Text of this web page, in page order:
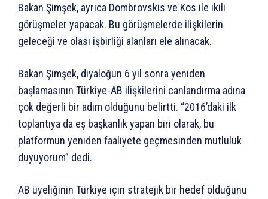
Bakan Şimşek, ayrıca Dombrovskis ve Kos ile ikili
görüşmeler yapacak. Bu görüşmelerde ilişkilerin
geleceği ve olası işbirliği alanları ele alınacak.
Bakan Şimşek, diyaloğun 6 yıl sonra yeniden
başlamasının Türkiye-AB ilişkilerini canlandırma adına
çok değerli bir adım olduğunu belirtti. “2016’daki ilk
toplantıya da eş başkanlık yapan biri olarak, bu
platformun yeniden faaliyete geçmesinden mutluluk
duyuyorum” dedi.
AB üyeliğinin Türkiye için stratejik bir hedef olduğunu